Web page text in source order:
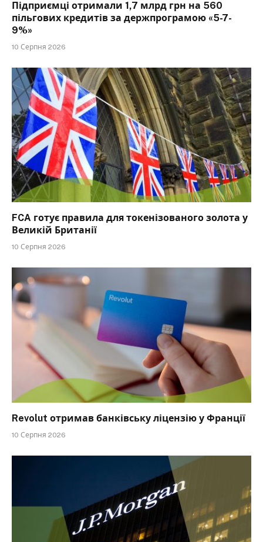
Підприємці отримали 1,7 млрд грн на 560
пільгових кредитів за держпрограмою «5-7-
9%»
10 Серпня 2026
FCA готує правила для токенізованого золота у
Великій Британії
10 Серпня 2026
Revolut отримав банківську ліцензію у Франції
10 Серпня 2026